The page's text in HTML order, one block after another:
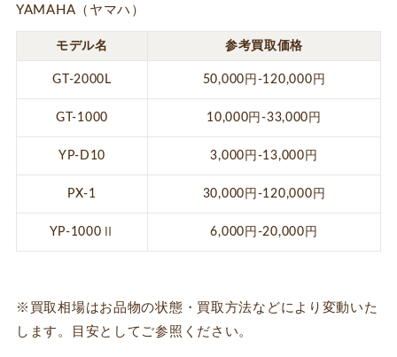
YAMAHA（ヤマハ）
モデル名 参考買取価格
GT-2000L 50,000円-120,000円
GT-1000 10,000円-33,000円
YP-D10 3,000円-13,000円
PX-1 30,000円-120,000円
YP-1000Ⅱ 6,000円-20,000円
※買取相場はお品物の状態・買取方法などにより変動いた
します。目安としてご参照ください。